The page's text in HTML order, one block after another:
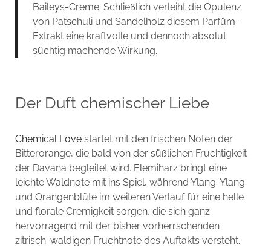
Baileys-Creme. Schließlich verleiht die Opulenz
von Patschuli und Sandelholz diesem Parfüm-
Extrakt eine kraftvolle und dennoch absolut
süchtig machende Wirkung.
Der Duft chemischer Liebe
Chemical Lovestartet mit den frischen Noten der
Bitterorange, die bald von der süßlichen Fruchtigkeit
der Davana begleitet wird. Elemiharz bringt eine
leichte Waldnote mit ins Spiel, während Ylang-Ylang
und Orangenblüte im weiteren Verlauf für eine helle
und florale Cremigkeit sorgen, die sich ganz
hervorragend mit der bisher vorherrschenden
zitrisch-waldigen Fruchtnote des Auftakts versteht.